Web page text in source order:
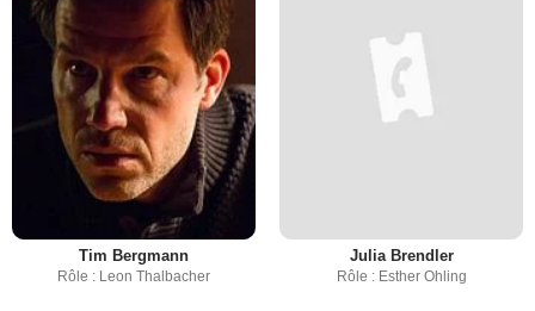
Tim Bergmann
Rôle : Leon Thalbacher
Julia Brendler
Rôle : Esther Ohling